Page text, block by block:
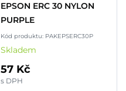
EPSON ERC 30 NYLON
PURPLE
Kód produktu: PAKEPSERC30P
Skladem
57 Kč
s DPH